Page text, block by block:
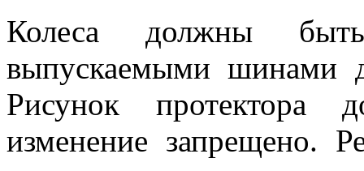
Колеса должны быть
выпускаемыми шинами
Рисунок протектора
изменение запрещено.